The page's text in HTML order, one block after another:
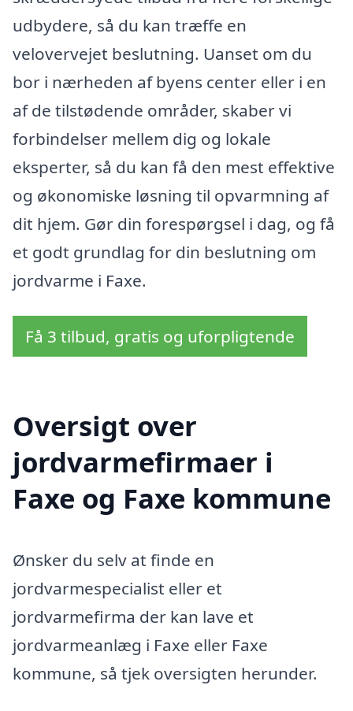
udbydere, så du kan træffe en
velovervejet beslutning. Uanset om du
bor i nærheden af byens center eller i en
af de tilstødende områder, skaber vi
forbindelser mellem dig og lokale
eksperter, så du kan få den mest effektive
og økonomiske løsning til opvarmning af
dit hjem. Gør din forespørgsel i dag, og få
et godt grundlag for din beslutning om
jordvarme i Faxe.
Få 3 tilbud, gratis og uforpligtende
Oversigt over
jordvarmefirmaer i
Faxe og Faxe kommune
Ønsker du selv at finde en
jordvarmespecialist eller et
jordvarmefirma der kan lave et
jordvarmeanlæg i Faxe eller Faxe
kommune, så tjek oversigten herunder.